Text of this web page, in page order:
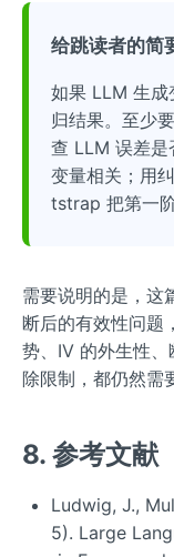
给跳读者的简
如果 LLM 生成
归结果。至少
查 LLM 误差是
变量相关；用
tstrap 把第一
需要说明的是，这
断后的有效性问题
势、IV 的外生性
除限制，都仍然需
8. 参考文献
Ludwig, J.,
5). Large